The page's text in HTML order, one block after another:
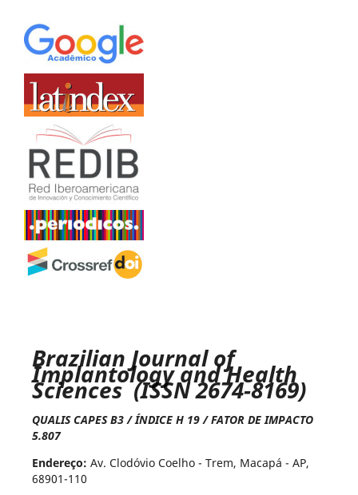
Brazilian Journal of
Implantology and Health
Sciences (ISSN 2674-8169)
QUALIS CAPES B3 / ÍNDICE H 19 / FATOR DE IMPACTO
5.807
Endereço: Av. Clodóvio Coelho - Trem, Macapá - AP,
68901-110